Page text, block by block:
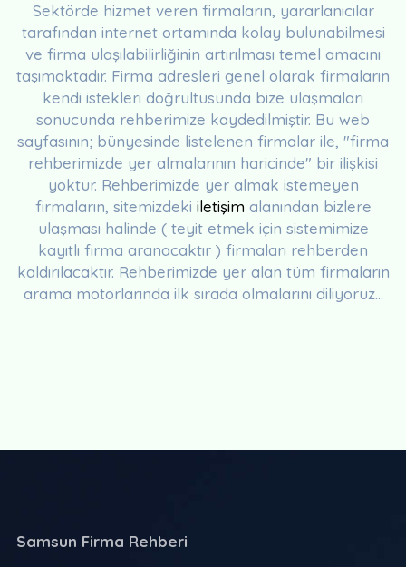
Sektörde hizmet veren firmaların, yararlanıcılar
tarafından internet ortamında kolay bulunabilmesi
ve firma ulaşılabilirliğinin artırılması temel amacını
taşımaktadır. Firma adresleri genel olarak firmaların
kendi istekleri doğrultusunda bize ulaşmaları
sonucunda rehberimize kaydedilmiştir. Bu web
sayfasının; bünyesinde listelenen firmalar ile, "firma
rehberimizde yer almalarının haricinde" bir ilişkisi
yoktur. Rehberimizde yer almak istemeyen
firmaların, sitemizdeki iletişim alanından bizlere
ulaşması halinde ( teyit etmek için sistemimize
kayıtlı firma aranacaktır ) firmaları rehberden
kaldırılacaktır. Rehberimizde yer alan tüm firmaların
arama motorlarında ilk sırada olmalarını diliyoruz...
Samsun Firma Rehberi